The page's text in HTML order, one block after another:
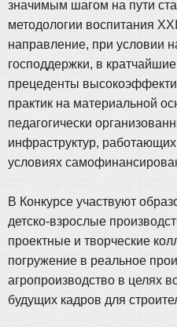
значимым шагом на пути
методологии воспитания
направление, при условии
господдержки, в
прецеденты
практик на материальной
педагогически
инфраструктур,
условиях
В Конкурсе участвуют
детско-взрослые
проектные и творческие
погружение в реальное
агропроизводство в целях
будущих кадров для